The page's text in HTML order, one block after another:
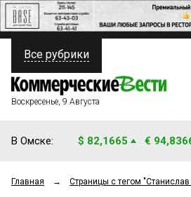
ПОЛИТИКА
ФИНАНСЫ
ОБЩЕСТВО
Все рубрики
Воскресенье, 9 Августа
В Омске: $ 82,1665 €
Главная → Страницы c тегом